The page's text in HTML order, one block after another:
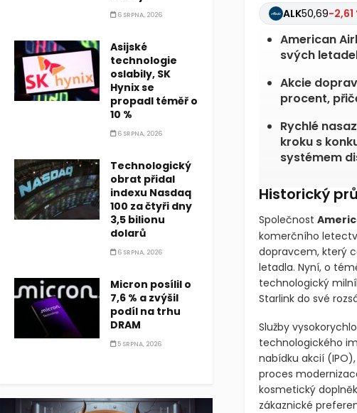
ALK50,69-2,61
American
svých
Akcie
procent,
Rychlé
kroku s
systémem
Historický
Společnost
komerčního
dopravcem, který
letadla. Nyní, o
technologický
Starlink do své
Služby
technologického
nabídku akcií (IPO)
proces
kosmetický
zákaznické
6 SRPNA, 2026
Asijské
technologie
oslabily, SK
Hynix se
propadl téměř o
10 %
6 SRPNA, 2026
Technologický
obrat přidal
indexu Nasdaq
100 za čtyři dny
3,5 bilionu
dolarů
6 SRPNA, 2026
Micron posílil o
7,6 % a zvýšil
podíl na trhu
DRAM
5 SRPNA, 2026